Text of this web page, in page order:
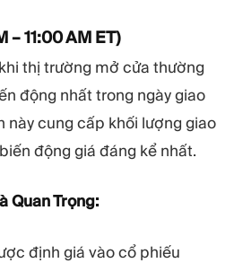
– 11:00 AM ET)
thị trường mở cửa thường
động nhất trong ngày giao
này cung cấp khối lượng giao
động giá đáng kể nhất.
Quan Trọng:
định giá vào cổ phiếu